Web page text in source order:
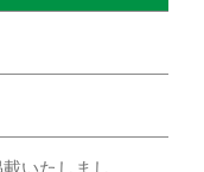
いたしまし